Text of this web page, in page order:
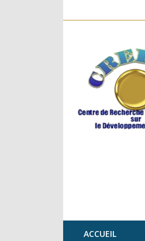
ACCUEIL